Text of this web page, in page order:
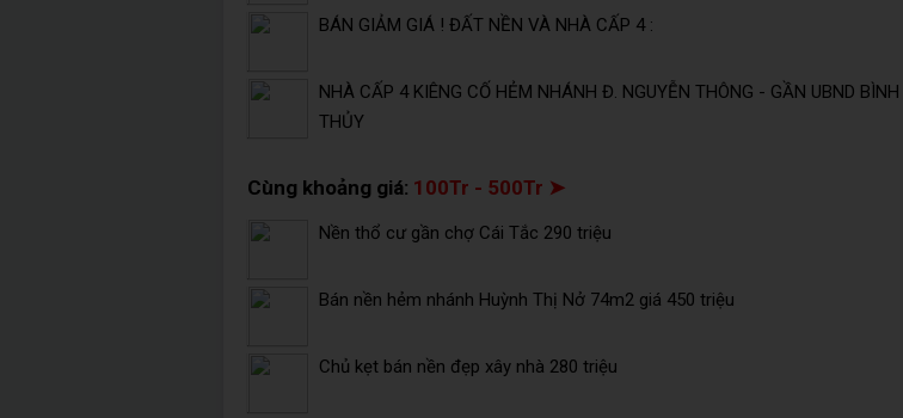
BÁN GIẢM GIÁ ! ĐẤT NỀN VÀ NHÀ CẤP 4 :
NHÀ CẤP 4 KIÊNG CỐ HẺM NHÁNH Đ. NGUYỄN THÔNG - GẦN UBND BÌNH
THỦY
Cùng khoảng giá: 100Tr - 500Tr ➤
Nền thổ cư gần chợ Cái Tắc 290 triệu
Bán nền hẻm nhánh Huỳnh Thị Nở 74m2 giá 450 triệu
Chủ kẹt bán nền đẹp xây nhà 280 triệu